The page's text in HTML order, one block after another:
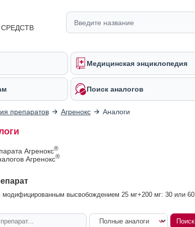
Медицинская энциклопедия
Поиск аналогов
препаратов Агренокс Аналоги
Агренокс®
Агренокс®
модифицированным высвобождением 25 мг+200 мг: 30 или 60